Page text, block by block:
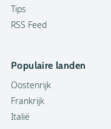
Tips
RSS Feed
Populaire landen
Oostenrijk
Frankrijk
Italië